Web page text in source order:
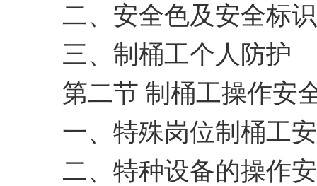
二、安全色及安全标识
三、制桶工个人防护
第二节 制桶工操作安
一、特殊岗位制桶工
二、特种设备的操作